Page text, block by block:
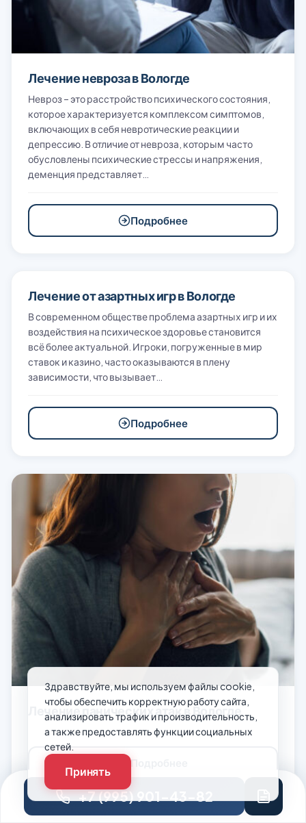
Лечение невроза в Вологде
Невроз – это расстройство психического состояния,
которое характеризуется комплексом симптомов,
включающих в себя невротические реакции и
депрессию. В отличие от невроза, которым часто
обусловлены психические стрессы и напряжения,
деменция представляет…
Подробнее
Лечение от азартных игр в Вологде
В современном обществе проблема азартных игр и их
воздействия на психическое здоровье становится
всё более актуальной. Игроки, погруженные в мир
ставок и казино, часто оказываются в плену
зависимости, что вызывает…
Подробнее
Лечение панических атак в Вологде
Подробнее
+7 (995) 901-43-82
Здравствуйте, мы используем файлы cookie,
чтобы обеспечить корректную работу сайта,
анализировать трафик и производительность,
а также предоставлять функции социальных
сетей.
Принять